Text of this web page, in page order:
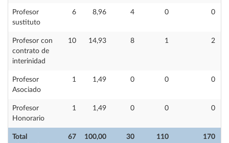
Total
67 100,00 30 110 170
Profesor
sustituto
6 8,96 4 0 0
Profesor con
contrato de
interinidad
10 14,93 8 1 2
Profesor
Asociado
1 1,49 0 0 0
Profesor
Honorario
1 1,49 0 0 0